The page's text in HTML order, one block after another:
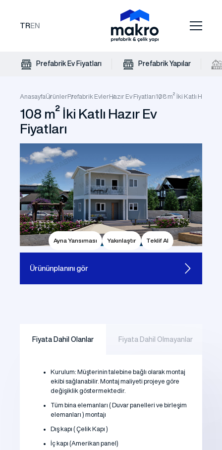
TR EN
Prefabrik Ev Fiyatları Prefabrik Yapılar
AnasayfaÜrünlerPrefabrik EvlerHazır Ev Fiyatları108 m² İki Katlı Hazır
108 m² İki Katlı Hazır Ev
Fiyatları
Ayna Yansıması Yakınlaştır Teklif Al
Ürününplanını gör
Fiyata Dahil Olanlar Fiyata Dahil Olmayanlar
Kurulum: Müşterinin talebine bağlı olarak montaj
ekibi sağlanabilir. Montaj maliyeti projeye göre
değişiklik göstermektedir.
Tüm bina elemanları ( Duvar panelleri ve birleşim
elemanları ) montajı
Dış kapı ( Çelik Kapı )
İç kapı (Amerikan panel)